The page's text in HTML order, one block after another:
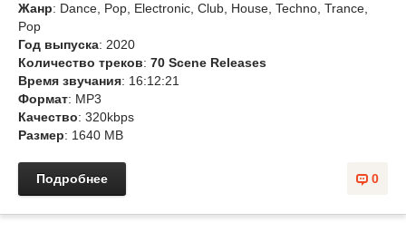
Жанр: Dance, Pop, Electronic, Club, House, Techno, Trance,
Pop
Год выпуска: 2020
Количество треков: 70 Scene Releases
Время звучания: 16:12:21
Формат: MP3
Качество: 320kbps
Размер: 1640 MB
0
Подробнее